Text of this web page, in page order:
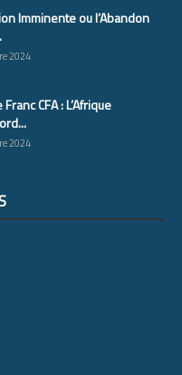
Imminente ou l’Abandon
2024
CFA : L’Afrique
2024